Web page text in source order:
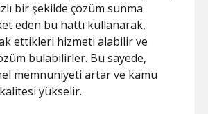
bir şekilde çözüm sunma
eden bu hattı kullanarak,
ettikleri hizmeti alabilir ve
bulabilirler. Bu sayede,
memnuniyeti artar ve kamu
yükselir.